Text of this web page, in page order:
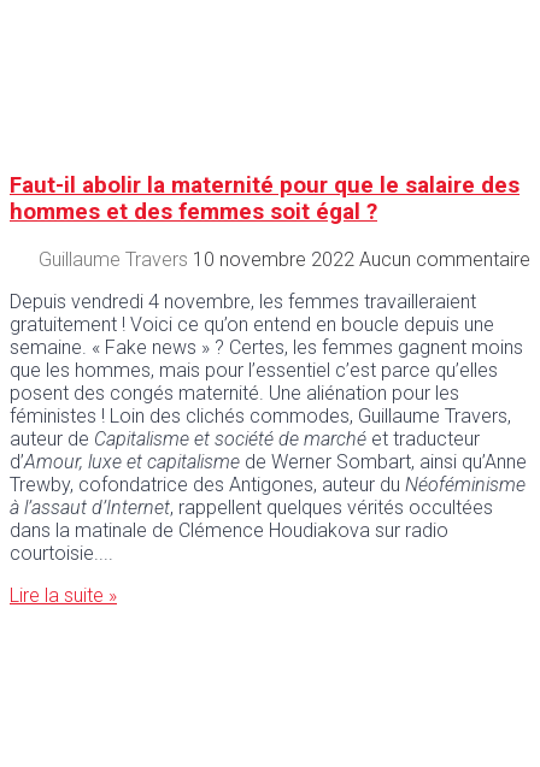
Faut-il abolir la maternité pour que le salaire des
hommes et des femmes soit égal ?
Guillaume Travers 10 novembre 2022 Aucun commentaire
Depuis vendredi 4 novembre, les femmes travailleraient
gratuitement ! Voici ce qu’on entend en boucle depuis une
semaine. « Fake news » ? Certes, les femmes gagnent moins
que les hommes, mais pour l’essentiel c’est parce qu’elles
posent des congés maternité. Une aliénation pour les
féministes ! Loin des clichés commodes, Guillaume Travers,
auteur de Capitalisme et société de marché et traducteur
d’Amour, luxe et capitalisme de Werner Sombart, ainsi qu’Anne
Trewby, cofondatrice des Antigones, auteur du Néoféminisme
à l’assaut d’Internet, rappellent quelques vérités occultées
dans la matinale de Clémence Houdiakova sur radio
courtoisie.
Lire la suite »